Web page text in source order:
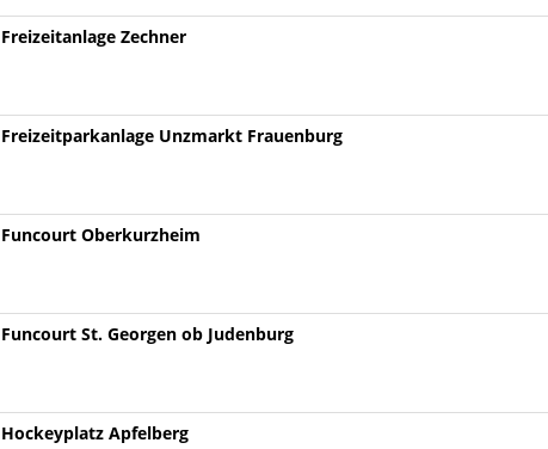
Freizeitanlage Zechner
Freizeitparkanlage Unzmarkt Frauenburg
Funcourt Oberkurzheim
Funcourt St. Georgen ob Judenburg
Hockeyplatz Apfelberg